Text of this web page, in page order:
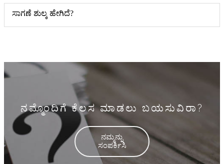
ಸಾಗಣೆ ಶುಲ್ಕ ಹೇಗಿದೆ?
ನಮ್ಮೊಂದಿಗೆ ಕೆಲಸ ಮಾಡಲು ಬಯಸುವಿರಾ?
ನಮ್ಮನ್ನು
ಸಂಪರ್ಕಿಸಿ